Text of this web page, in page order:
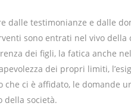
dalle testimonianze e dalle
sono entrati nel vivo della
dei figli, la fatica anche
dei propri limiti,
che ci è affidato, le domande
della società.